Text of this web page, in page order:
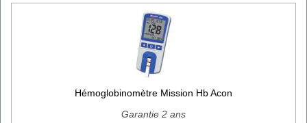
Hémoglobinomètre Mission Hb Acon
Garantie 2 ans